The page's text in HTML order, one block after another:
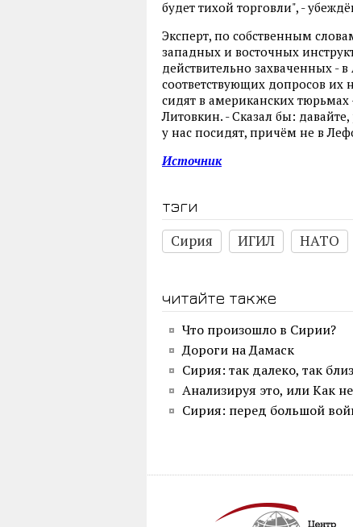
будет тихой торговли", -
Эксперт, по собственным
западных и восточных
действительно захваченных -
соответствующих допросов
сидят в американских тюрьмах
Литовкин. - Сказал бы: давайте,
у нас посидят, причём не в
Источник
тэги
Сирия
ИГИЛ НАТО
читайте также
Что произошло в Сирии?
Дороги на Дамаск
Сирия: так далеко, так
Анализируя это, или Как
Сирия: перед большой